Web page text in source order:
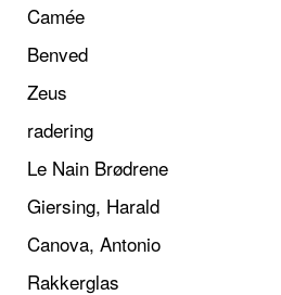
Camée
Benved
Zeus
radering
Le Nain Brødrene
Giersing, Harald
Canova, Antonio
Rakkerglas